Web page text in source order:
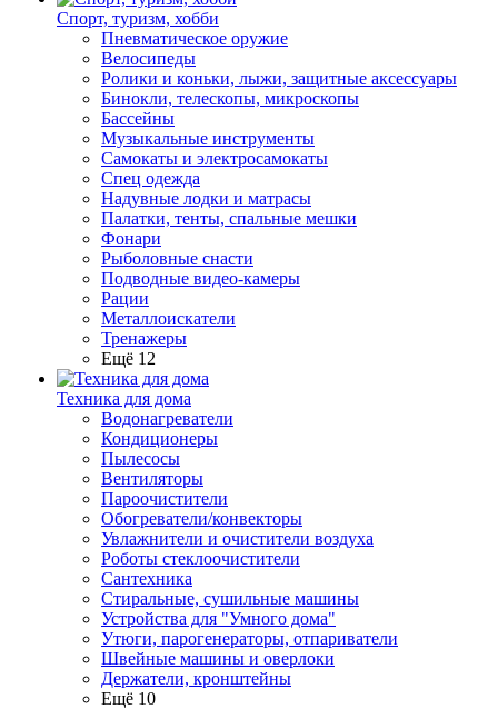
Спорт, туризм, хобби
Пневматическое оружие
Велосипеды
Ролики и коньки, лыжи, защитные аксессуары
Бинокли, телескопы, микроскопы
Бассейны
Музыкальные инструменты
Самокаты и электросамокаты
Спец одежда
Надувные лодки и матрасы
Палатки, тенты, спальные мешки
Фонари
Рыболовные снасти
Подводные видео-камеры
Рации
Металлоискатели
Тренажеры
Ещё 12
Техника для дома
Водонагреватели
Кондиционеры
Пылесосы
Вентиляторы
Пароочистители
Обогреватели/конвекторы
Увлажнители и очистители воздуха
Роботы стеклоочистители
Сантехника
Стиральные, сушильные машины
Устройства для "Умного дома"
Утюги, парогенераторы, отпариватели
Швейные машины и оверлоки
Держатели, кронштейны
Ещё 10